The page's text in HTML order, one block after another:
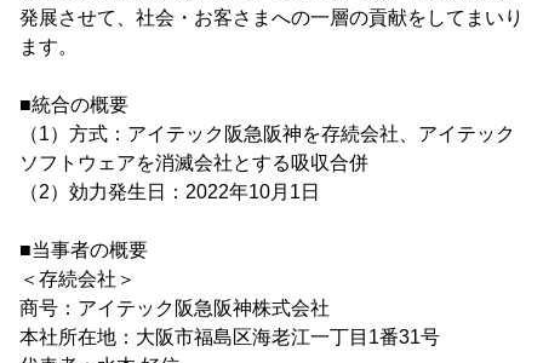
発展させて、社会・お客さまへの一層の貢献をしてまいり
ます。
■統合の概要
（1）方式：アイテック阪急阪神を存続会社、アイテック
ソフトウェアを消滅会社とする吸収合併
（2）効力発生日：2022年10月1日
■当事者の概要
＜存続会社＞
商号：アイテック阪急阪神株式会社
本社所在地：大阪市福島区海老江一丁目1番31号